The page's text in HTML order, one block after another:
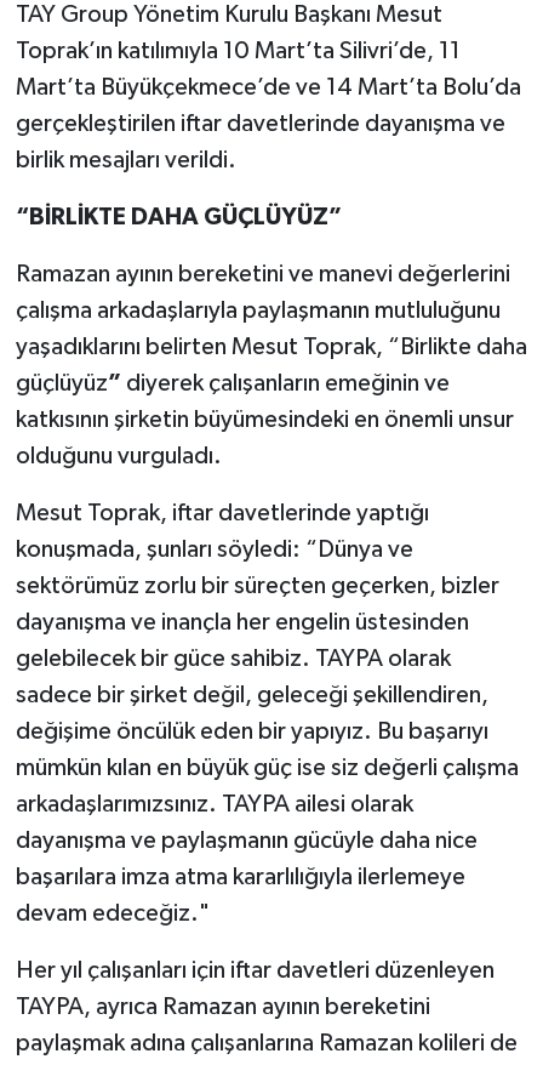
TAY Group Yönetim Kurulu Başkanı Mesut
Toprak’ın katılımıyla 10 Mart’ta Silivri’de, 11
Mart’ta Büyükçekmece’de ve 14 Mart’ta Bolu’da
gerçekleştirilen iftar davetlerinde dayanışma ve
birlik mesajları verildi.
“BİRLİKTE DAHA GÜÇLÜYÜZ”
Ramazan ayının bereketini ve manevi değerlerini
çalışma arkadaşlarıyla paylaşmanın mutluluğunu
yaşadıklarını belirten Mesut Toprak, “Birlikte daha
güçlüyüz” diyerek çalışanların emeğinin ve
katkısının şirketin büyümesindeki en önemli unsur
olduğunu vurguladı.
Mesut Toprak, iftar davetlerinde yaptığı
konuşmada, şunları söyledi: “Dünya ve
sektörümüz zorlu bir süreçten geçerken, bizler
dayanışma ve inançla her engelin üstesinden
gelebilecek bir güce sahibiz. TAYPA olarak
sadece bir şirket değil, geleceği şekillendiren,
değişime öncülük eden bir yapıyız. Bu başarıyı
mümkün kılan en büyük güç ise siz değerli çalışma
arkadaşlarımızsınız. TAYPA ailesi olarak
dayanışma ve paylaşmanın gücüyle daha nice
başarılara imza atma kararlılığıyla ilerlemeye
devam edeceğiz."
Her yıl çalışanları için iftar davetleri düzenleyen
TAYPA, ayrıca Ramazan ayının bereketini
paylaşmak adına çalışanlarına Ramazan kolileri de